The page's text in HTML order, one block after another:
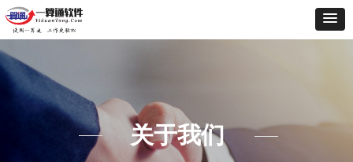
关于我们